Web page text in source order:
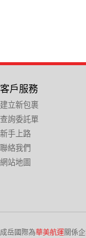
客戶服務
建立新包裹
查詢委託單
新手上路
聯絡我們
網站地圖
成岳國際為華美航運關係